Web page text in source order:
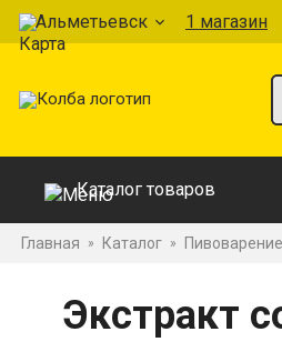
Альметьевск 1 магазин
Каталог товаров
Главная » Каталог » Пивоварение
Экстракт